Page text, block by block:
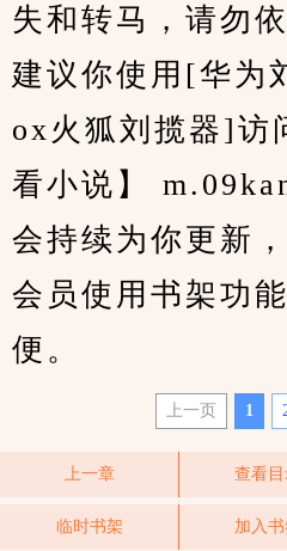
失和转马，请勿
建议你使用[华
ox火狐刘揽器]访
看小说】
会持续为你更新
会员使用书架功
便。
上一页 1
上一章 查看
临时书架 加入